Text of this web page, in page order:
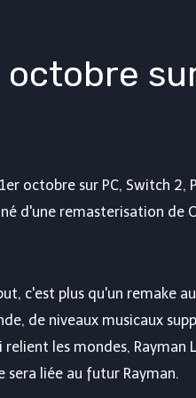
octobre sur PC, Switch 2,
d'une remasterisation de
c'est plus qu'un remake
de niveaux musicaux
relient les mondes,
sera liée au futur Rayman.